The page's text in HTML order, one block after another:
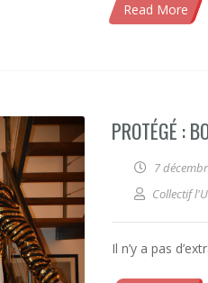
Read More
PROTÉGÉ :
7
Collectif
Il n’y a pas